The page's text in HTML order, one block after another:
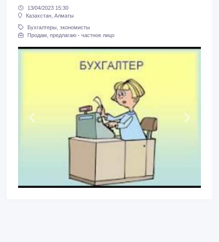
13/04/2023 15:30
Казахстан, Алматы
Бухгалтеры, экономисты
Продам, предлагаю - частное лицо